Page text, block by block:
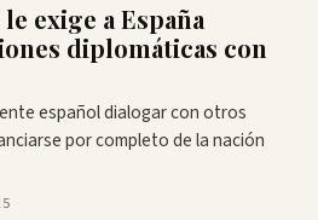
exige a España
diplomáticas con
español dialogar con otros
por completo de la nación